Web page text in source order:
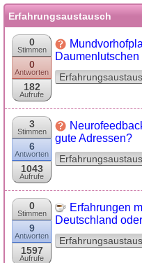
Erfahrungsaustausch
0
Stimmen
0
Antworten
182
Aufrufe
3
Stimmen
6
Antworten
1043
Aufrufe
gute Adressen?
0
Stimmen
9
Antworten
1597
Aufrufe
Erfahrungen
Deutschland